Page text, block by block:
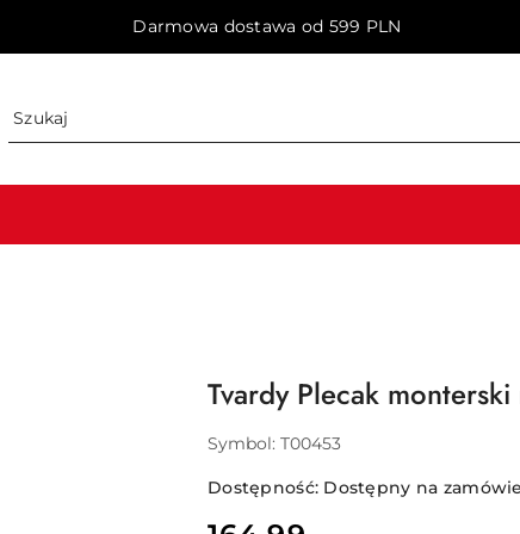
Darmowa dostawa od 599 PLN
Tvardy Plecak
Symbol: T00453
Dostępność: Dostępny na